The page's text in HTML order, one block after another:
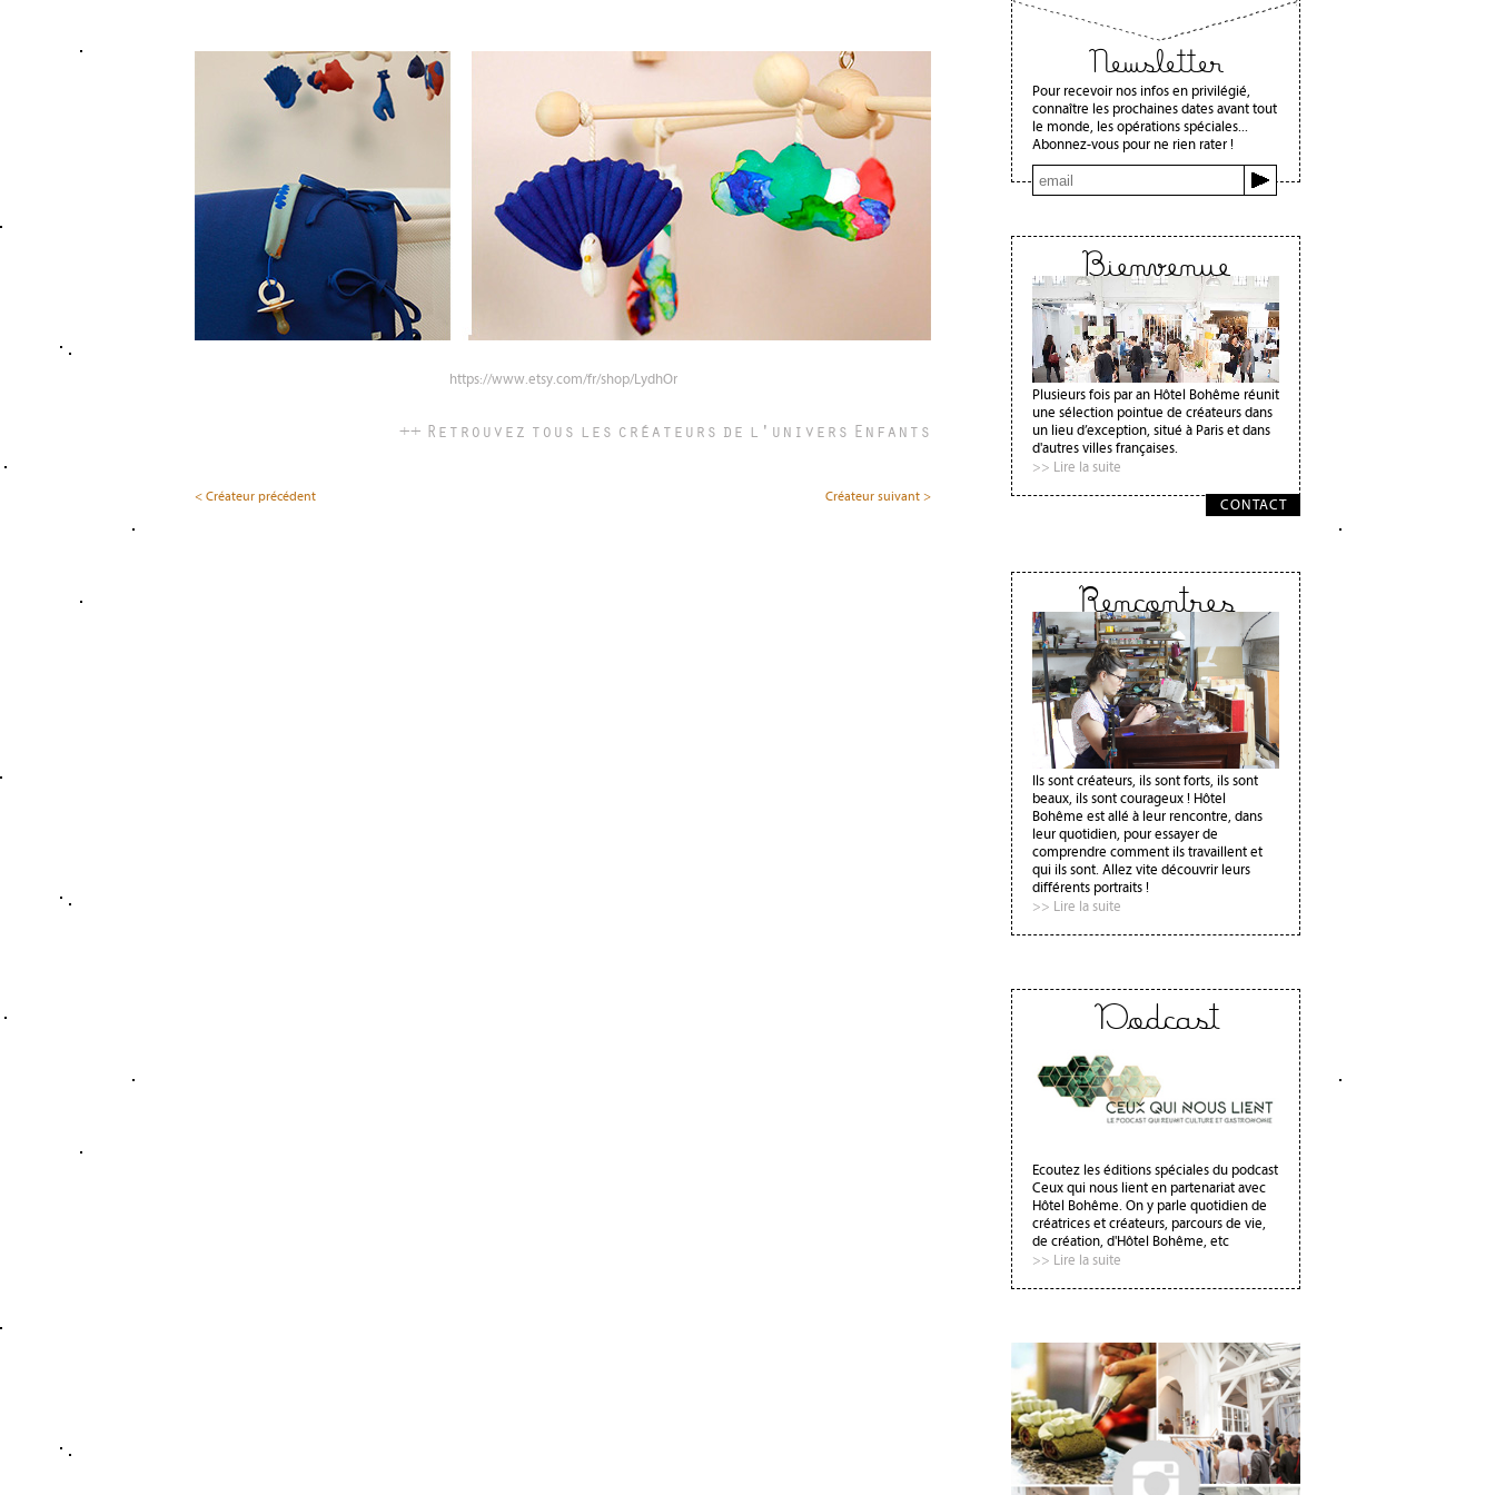
https://www.etsy.com/fr/shop/LydhOr
++ Retrouvez tous les créateurs de l'univers Enfants
< Créateur précédent Créateur suivant >
Newsletter
Pour recevoir nos infos en privilégié,
connaître les prochaines dates avant tout
le monde, les opérations spéciales...
Abonnez-vous pour ne rien rater !
Bienvenue
Plusieurs fois par an Hôtel Bohême réunit
une sélection pointue de créateurs dans
un lieu d’exception, situé à Paris et dans
d'autres villes françaises.
>> Lire la suite
CONTACT
Rencontres
Ils sont créateurs, ils sont forts, ils sont
beaux, ils sont courageux ! Hôtel
Bohême est allé à leur rencontre, dans
leur quotidien, pour essayer de
comprendre comment ils travaillent et
qui ils sont. Allez vite découvrir leurs
différents portraits !
>> Lire la suite
Podcast
Ecoutez les éditions spéciales du podcast
Ceux qui nous lient en partenariat avec
Hôtel Bohême. On y parle quotidien de
créatrices et créateurs, parcours de vie,
de création, d'Hôtel Bohême, etc
>> Lire la suite